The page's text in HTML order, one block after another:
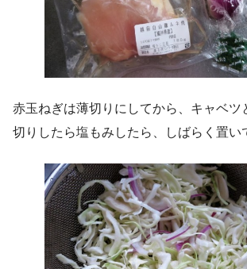
赤玉ねぎは薄切りにしてから、キャベツ
切りしたら塩もみしたら、しばらく置い